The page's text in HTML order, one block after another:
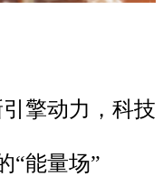
擎动力，科技
“能量场”